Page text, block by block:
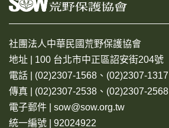
社團法人中華民國荒野保護協會
地址 | 100 台北市中正區詔安街204號
電話 | (02)2307-1568、(02)2307-1317
傳真 | (02)2307-2538、(02)2307-2568
電子郵件 | sow@sow.org.tw
統一編號 | 92024922